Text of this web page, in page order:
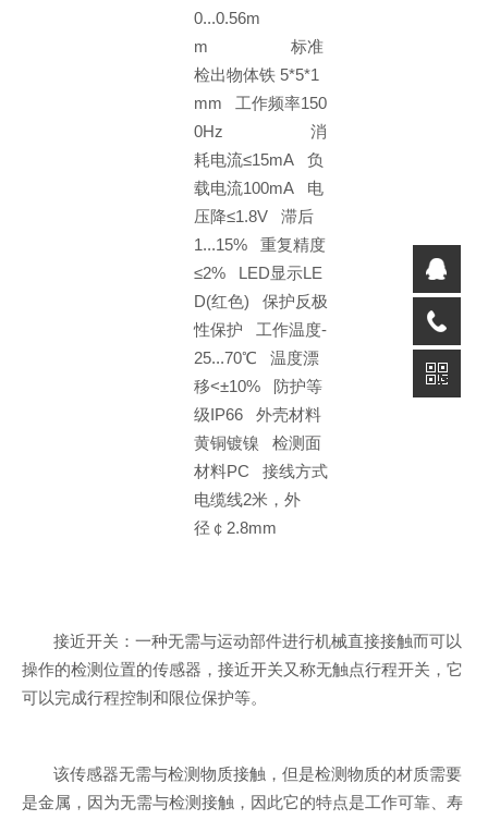
0...0.56m
m 标准
检出物体铁 5*5*1
mm 工作频率150
0Hz 消
耗电流≤15mA 负
载电流100mA 电
压降≤1.8V 滞后
1...15% 重复精度
≤2% LED显示LE
D(红色) 保护反极
性保护 工作温度-
25...70℃ 温度漂
移<±10% 防护等
级IP66 外壳材料
黄铜镀镍 检测面
材料PC 接线方式
电缆线2米，外
径￠2.8mm
接近开关：一种无需与运动部件进行机械直接接触而可以
操作的检测位置的传感器，接近开关又称无触点行程开关，它
可以完成行程控制和限位保护等。
该传感器无需与检测物质接触，但是检测物质的材质需要
是金属，因为无需与检测接触，因此它的特点是工作可靠、寿